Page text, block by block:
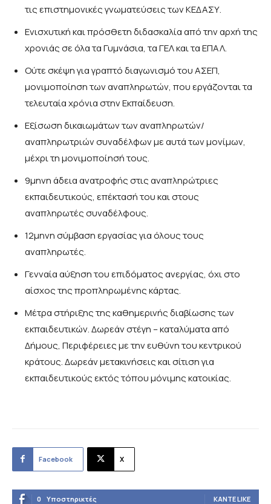
τις επιστημονικές γνωματεύσεις των ΚΕΔΑΣΥ.
Ενισχυτική και πρόσθετη διδασκαλία από την αρχή της
χρονιάς σε όλα τα Γυμνάσια, τα ΓΕΛ και τα ΕΠΑΛ.
Ούτε σκέψη για γραπτό διαγωνισμό του ΑΣΕΠ,
μονιμοποίηση των αναπληρωτών, που εργάζονται τα
τελευταία χρόνια στην Εκπαίδευση.
Εξίσωση δικαιωμάτων των αναπληρωτών/
αναπληρωτριών συναδέλφων με αυτά των μονίμων,
μέχρι τη μονιμοποίησή τους.
9μηνη άδεια ανατροφής στις αναπληρώτριες
εκπαιδευτικούς, επέκτασή του και στους
αναπληρωτές συναδέλφους.
12μηνη σύμβαση εργασίας για όλους τους
αναπληρωτές.
Γενναία αύξηση του επιδόματος ανεργίας, όχι στο
αίσχος της προπληρωμένης κάρτας.
Μέτρα στήριξης της καθημερινής διαβίωσης των
εκπαιδευτικών. Δωρεάν στέγη – καταλύματα από
Δήμους, Περιφέρειες με την ευθύνη του κεντρικού
κράτους. Δωρεάν μετακινήσεις και σίτιση για
εκπαιδευτικούς εκτός τόπου μόνιμης κατοικίας.
Facebook X
0 Υποστηρικτές ΚΆΝΤΕ LIKE